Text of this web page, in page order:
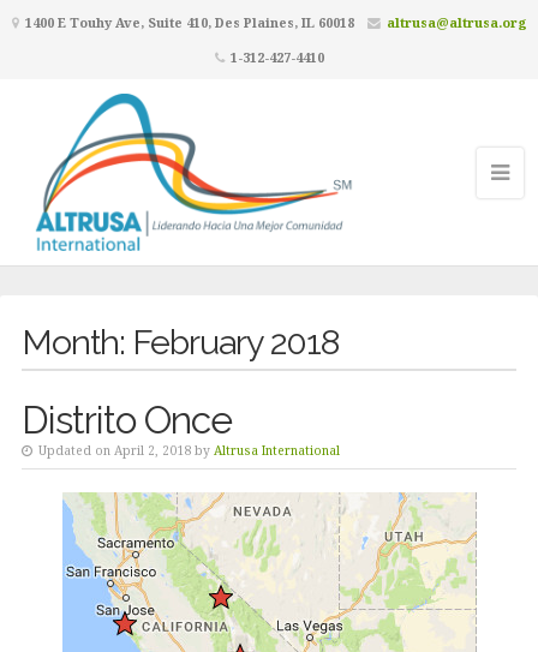
1400 E Touhy Ave, Suite 410, Des Plaines, IL 60018
altrusa@altrusa.org
1-312-427-4410
Month: February 2018
Distrito Once
Updated on April 2, 2018 by Altrusa International